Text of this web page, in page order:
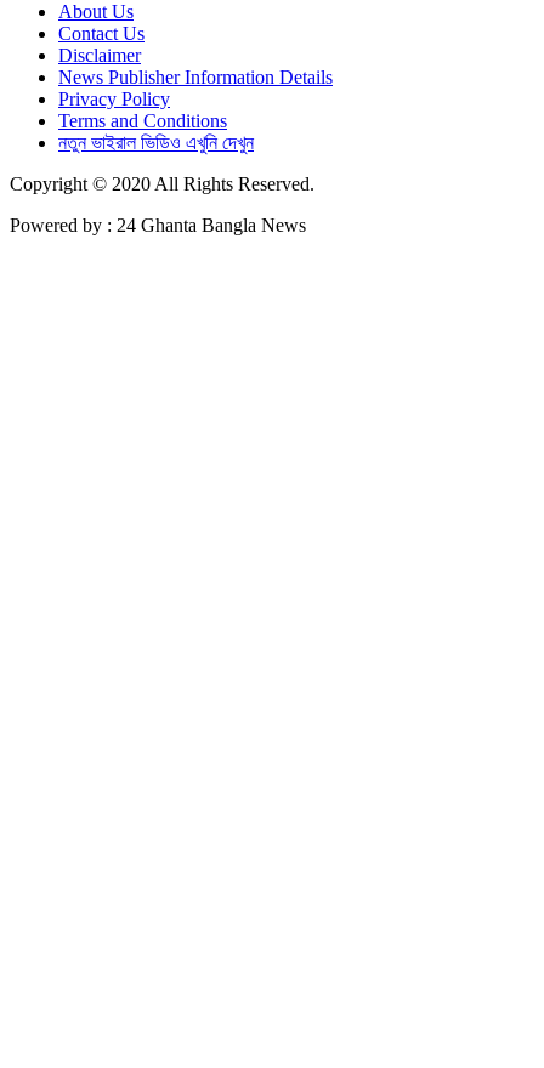
About Us
Contact Us
Disclaimer
News Publisher Information Details
Privacy Policy
Terms and Conditions
নতুন ভাইরাল ভিডিও এখুনি দেখুন
Copyright © 2020 All Rights Reserved.
Powered by : 24 Ghanta Bangla News